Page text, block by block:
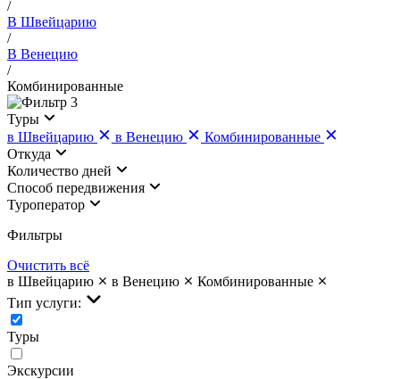
/
В Швейцарию
/
В Венецию
/
Комбинированные
3
Туры
в Швейцарию
в Венецию
Комбинированные
Откуда
Количество дней
Cпособ передвижения
Туроператор
Фильтры
Очистить всё
в Швейцарию
в Венецию
Комбинированные
Тип услуги:
Туры
Экскурсии